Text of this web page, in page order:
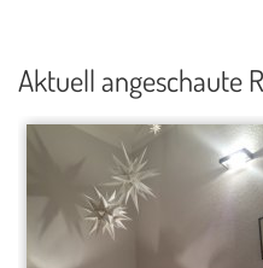
Aktuell angeschaute